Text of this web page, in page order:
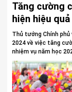
Tăng cường
hiện hiệu
Thủ tướng Chính
2024 về việc tăng
nhiệm vụ năm học